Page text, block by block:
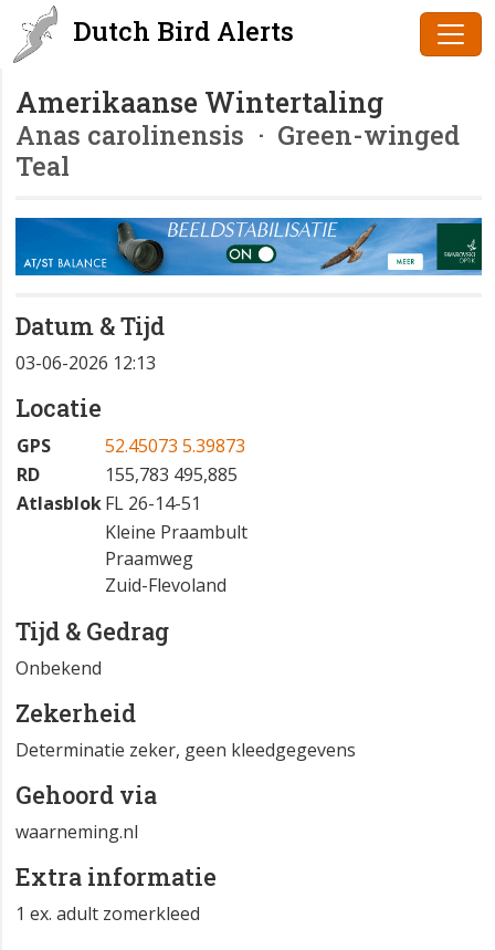
Dutch Bird Alerts
Amerikaanse Wintertaling
Anas carolinensis · Green-winged
Teal
Datum & Tijd
03-06-2026 12:13
Locatie
GPS
52.45073 5.39873
RD
155,783 495,885
AtlasblokFL 26-14-51
Kleine Praambult
Praamweg
Zuid-Flevoland
Tijd & Gedrag
Onbekend
Zekerheid
Determinatie zeker, geen kleedgegevens
Gehoord via
waarneming.nl
Extra informatie
1 ex. adult zomerkleed